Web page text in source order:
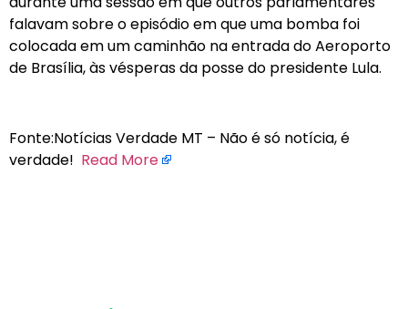
falavam sobre o episódio em que uma bomba foi
colocada em um caminhão na entrada do Aeroporto
de Brasília, às vésperas da posse do presidente Lula.
Fonte:Notícias Verdade MT – Não é só notícia, é
verdade! Read More